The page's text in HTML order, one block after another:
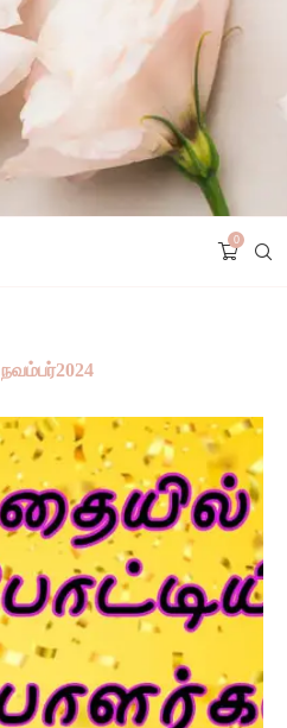
0
நவம்பர்2024